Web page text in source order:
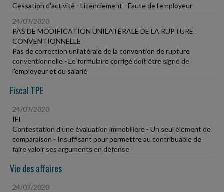
Cessation d'activité - Licenciement - Faute de l'employeur
24/07/2020
PAS DE MODIFICATION UNILATÉRALE DE LA RUPTURE
CONVENTIONNELLE
Pas de correction unilatérale de la convention de rupture
conventionnelle - Le formulaire corrigé doit être signé de
l'employeur et du salarié
Fiscal TPE
24/07/2020
IFI
Contestation d'une évaluation immobilière - Un seul élément de
comparaison - Insuffisant pour permettre au contribuable de
faire valoir ses arguments en défense
Vie des affaires
24/07/2020